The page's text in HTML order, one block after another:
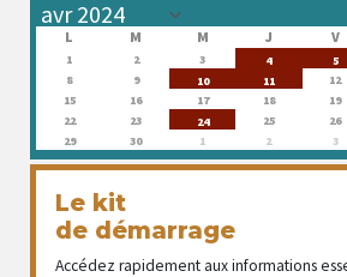
L M M J V
1 2 3 4 5
8
9 10 11 12
15
16 17 18 19
22
23 24 25 26
29
30 1 2 3
Le kit
de démarrage
Accédez rapidement aux informations